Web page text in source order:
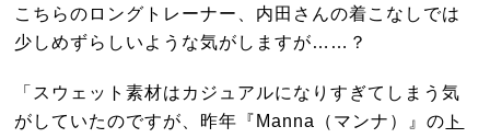
こちらのロングトレーナー、内田さんの着こなしでは
少しめずらしいような気がしますが……？
「スウェット素材はカジュアルになりすぎてしまう気
がしていたのですが、昨年『Manna（マンナ）』の ト